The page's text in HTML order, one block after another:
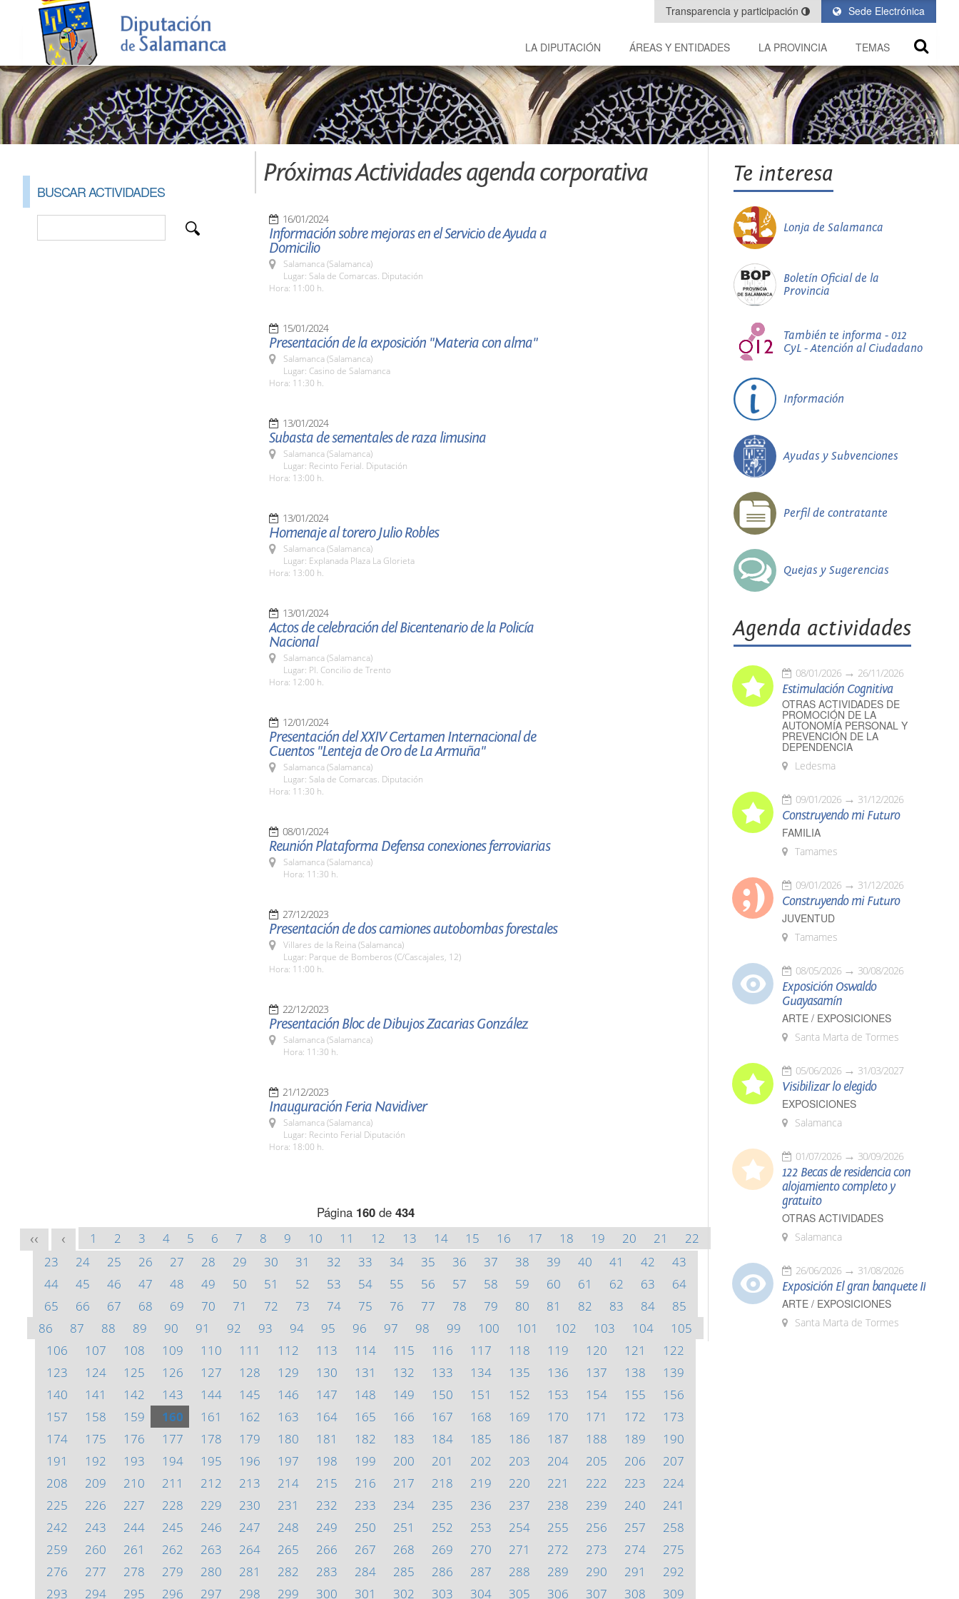
Sede Electrónica
Transparencia y participación
LA DIPUTACIÓN ÁREAS Y ENTIDADES LA PROVINCIA TEMAS
BUSCAR ACTIVIDADES
Próximas Actividades agenda corporativa
16/01/2024
Información sobre mejoras en el Servicio de Ayuda a
Domicilio
Salamanca (Salamanca)
Lugar: Sala de Comarcas. Diputación
Hora: 11:00 h.
15/01/2024
Presentación de la exposición "Materia con alma"
Salamanca (Salamanca)
Lugar: Casino de Salamanca
Hora: 11:30 h.
13/01/2024
Subasta de sementales de raza limusina
Salamanca (Salamanca)
Lugar: Recinto Ferial. Diputación
Hora: 13:00 h.
13/01/2024
Homenaje al torero Julio Robles
Salamanca (Salamanca)
Lugar: Explanada Plaza La Glorieta
Hora: 13:00 h.
13/01/2024
Actos de celebración del Bicentenario de la Policía
Nacional
Salamanca (Salamanca)
Lugar: Pl. Concilio de Trento
Hora: 12:00 h.
12/01/2024
Presentación del XXIV Certamen Internacional de
Cuentos "Lenteja de Oro de La Armuña"
Salamanca (Salamanca)
Lugar: Sala de Comarcas. Diputación
Hora: 11:30 h.
08/01/2024
Reunión Plataforma Defensa conexiones ferroviarias
Salamanca (Salamanca)
Hora: 11:30 h.
27/12/2023
Presentación de dos camiones autobombas forestales
Villares de la Reina (Salamanca)
Lugar: Parque de Bomberos (C/Cascajales, 12)
Hora: 11:00 h.
22/12/2023
Presentación Bloc de Dibujos Zacarias González
Salamanca (Salamanca)
Hora: 11:30 h.
21/12/2023
Inauguración Feria Navidiver
Salamanca (Salamanca)
Lugar: Recinto Ferial Diputación
Hora: 18:00 h.
Página 160de 434
<< < 1 2 3 4 5 6 7 8 9 10 11 12 13 14 15 16 17 18 19 20 21
22
23
24 25 26 27 28 29 30 31 32 33 34 35 36 37 38 39 40 41 42
43
44
45 46 47 48 49 50 51 52 53 54 55 56 57 58 59 60 61 62 63
64
65
66 67 68 69 70 71 72 73 74 75 76 77 78 79 80 81 82 83 84
85
86
87 88 89 90 91 92 93 94 95 96 97 98 99 100 101 102 103 104
105
106
107 108 109 110 111 112 113 114 115 116 117 118 119 120 121
122
123
124 125 126 127 128 129 130 131 132 133 134 135 136 137 138
139
140
141 142 143 144 145 146 147 148 149 150 151 152 153 154 155
156
157
158 159 160 161 162 163 164 165 166 167 168 169 170 171 172
173
174
175 176 177 178 179 180 181 182 183 184 185 186 187 188 189
190
191
192 193 194 195 196 197 198 199 200 201 202 203 204 205 206
207
208
209 210 211 212 213 214 215 216 217 218 219 220 221 222 223
224
225
226 227 228 229 230 231 232 233 234 235 236 237 238 239 240
241
242
243 244 245 246 247 248 249 250 251 252 253 254 255 256 257
258
259
260 261 262 263 264 265 266 267 268 269 270 271 272 273 274
275
276
277 278 279 280 281 282 283 284 285 286 287 288 289 290 291
292
293
294 295 296 297 298 299 300 301 302 303 304 305 306 307 308 309
Te interesa
Lonja de Salamanca
Boletín Oficial de la
Provincia
También te informa - 012
CyL - Atención al Ciudadano
Información
Ayudas y Subvenciones
Perfil de contratante
Quejas y Sugerencias
Agenda actividades
08/01/2026 26/11/2026
Estimulación Cognitiva
OTRAS ACTIVIDADES DE
PROMOCIÓN DE LA
AUTONOMÍA PERSONAL Y
PREVENCIÓN DE LA
DEPENDENCIA
Ledesma
09/01/2026 31/12/2026
Construyendo mi Futuro
FAMILIA
Tamames
09/01/2026 31/12/2026
Construyendo mi Futuro
JUVENTUD
Tamames
08/05/2026 30/08/2026
Exposición Oswaldo
Guayasamín
ARTE / EXPOSICIONES
Santa Marta de Tormes
05/06/2026 31/03/2027
Visibilizar lo elegido
EXPOSICIONES
Salamanca
01/07/2026 30/09/2026
122 Becas de residencia con
alojamiento completo y
gratuito
OTRAS ACTIVIDADES
Salamanca
26/06/2026 31/08/2026
Exposición El gran banquete II
ARTE / EXPOSICIONES
Santa Marta de Tormes